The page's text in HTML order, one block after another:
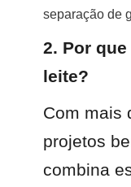
separação de
2. Por
leite?
Com mais
projetos
combina